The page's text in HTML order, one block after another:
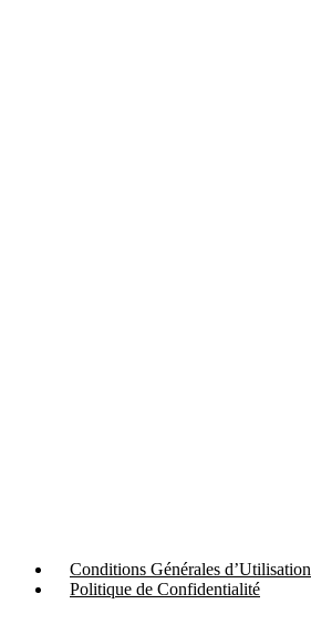
Conditions Générales d’Utilisation
Politique de Confidentialité